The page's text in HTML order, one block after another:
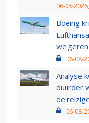
06-08-
Boeing
weigeren
06-08-
Analyse
duurder
de
06-08-